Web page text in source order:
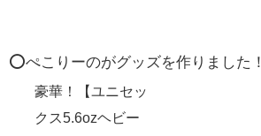
⭕️ぺこりーのがグッズを作りました！
豪華！【ユニセッ
クス5.6ozヘビー